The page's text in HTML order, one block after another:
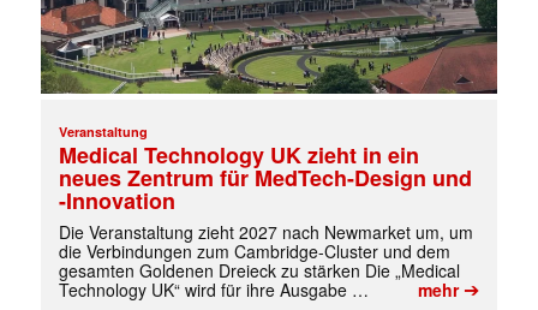
Veranstaltung
Medical Technology UK zieht in ein
neues Zentrum für MedTech-Design und
-Innovation
Die Veranstaltung zieht 2027 nach Newmarket um, um
die Verbindungen zum Cambridge-Cluster und dem
gesamten Goldenen Dreieck zu stärken Die „Medical
Technology UK“ wird für ihre Ausgabe …
mehr➔